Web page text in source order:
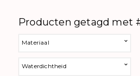
Producten getagd met
Materiaal
Waterdichtheid